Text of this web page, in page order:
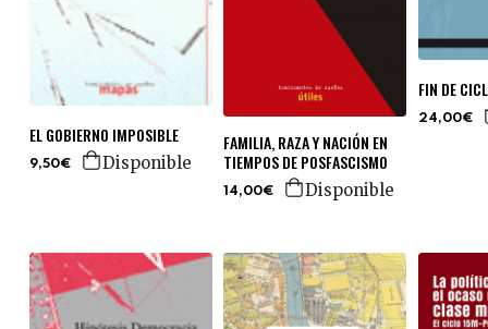
EL GOBIERNO IMPOSIBLE
9,50€ Disponible
FAMILIA, RAZA Y NACIÓN EN
TIEMPOS DE POSFASCISMO
14,00€ Disponible
FIN DE
24,00€